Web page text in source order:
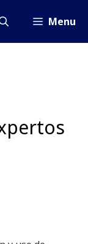
Menu